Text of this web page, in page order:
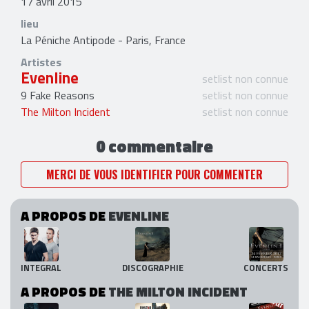
lieu
La Péniche Antipode - Paris, France
Artistes
Evenline
setlist non connue
9 Fake Reasons
setlist non connue
The Milton Incident
setlist non connue
0 commentaire
MERCI DE VOUS IDENTIFIER POUR COMMENTER
A PROPOS DEEVENLINE
INTEGRAL DISCOGRAPHIE CONCERTS
A PROPOS DETHE MILTON INCIDENT